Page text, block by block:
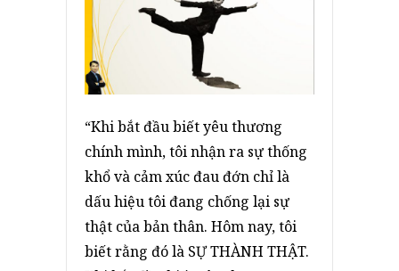
“Khi bắt đầu biết yêu thương
chính mình, tôi nhận ra sự thống
khổ và cảm xúc đau đớn chỉ là
dấu hiệu tôi đang chống lại sự
thật của bản thân. Hôm nay, tôi
biết rằng đó là SỰ THÀNH THẬT.